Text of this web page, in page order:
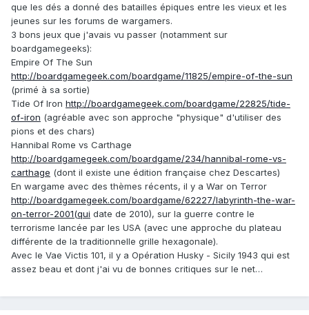
que les dés a donné des batailles épiques entre les vieux et les
jeunes sur les forums de wargamers.
3 bons jeux que j'avais vu passer (notamment sur
boardgamegeeks):
Empire Of The Sun
http://boardgamegeek.com/boardgame/11825/empire-of-the-sun
(primé à sa sortie)
Tide Of Iron http://boardgamegeek.com/boardgame/22825/tide-
of-iron (agréable avec son approche "physique" d'utiliser des
pions et des chars)
Hannibal Rome vs Carthage
http://boardgamegeek.com/boardgame/234/hannibal-rome-vs-
carthage (dont il existe une édition française chez Descartes)
En wargame avec des thèmes récents, il y a War on Terror
http://boardgamegeek.com/boardgame/62227/labyrinth-the-war-
on-terror-2001(qui date de 2010), sur la guerre contre le
terrorisme lancée par les USA (avec une approche du plateau
différente de la traditionnelle grille hexagonale).
Avec le Vae Victis 101, il y a Opération Husky - Sicily 1943 qui est
assez beau et dont j'ai vu de bonnes critiques sur le net…